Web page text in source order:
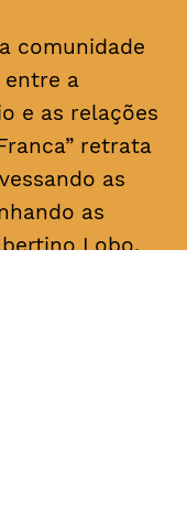
comunidade
entre a
e as relações
retrata
as
as
Lobo.